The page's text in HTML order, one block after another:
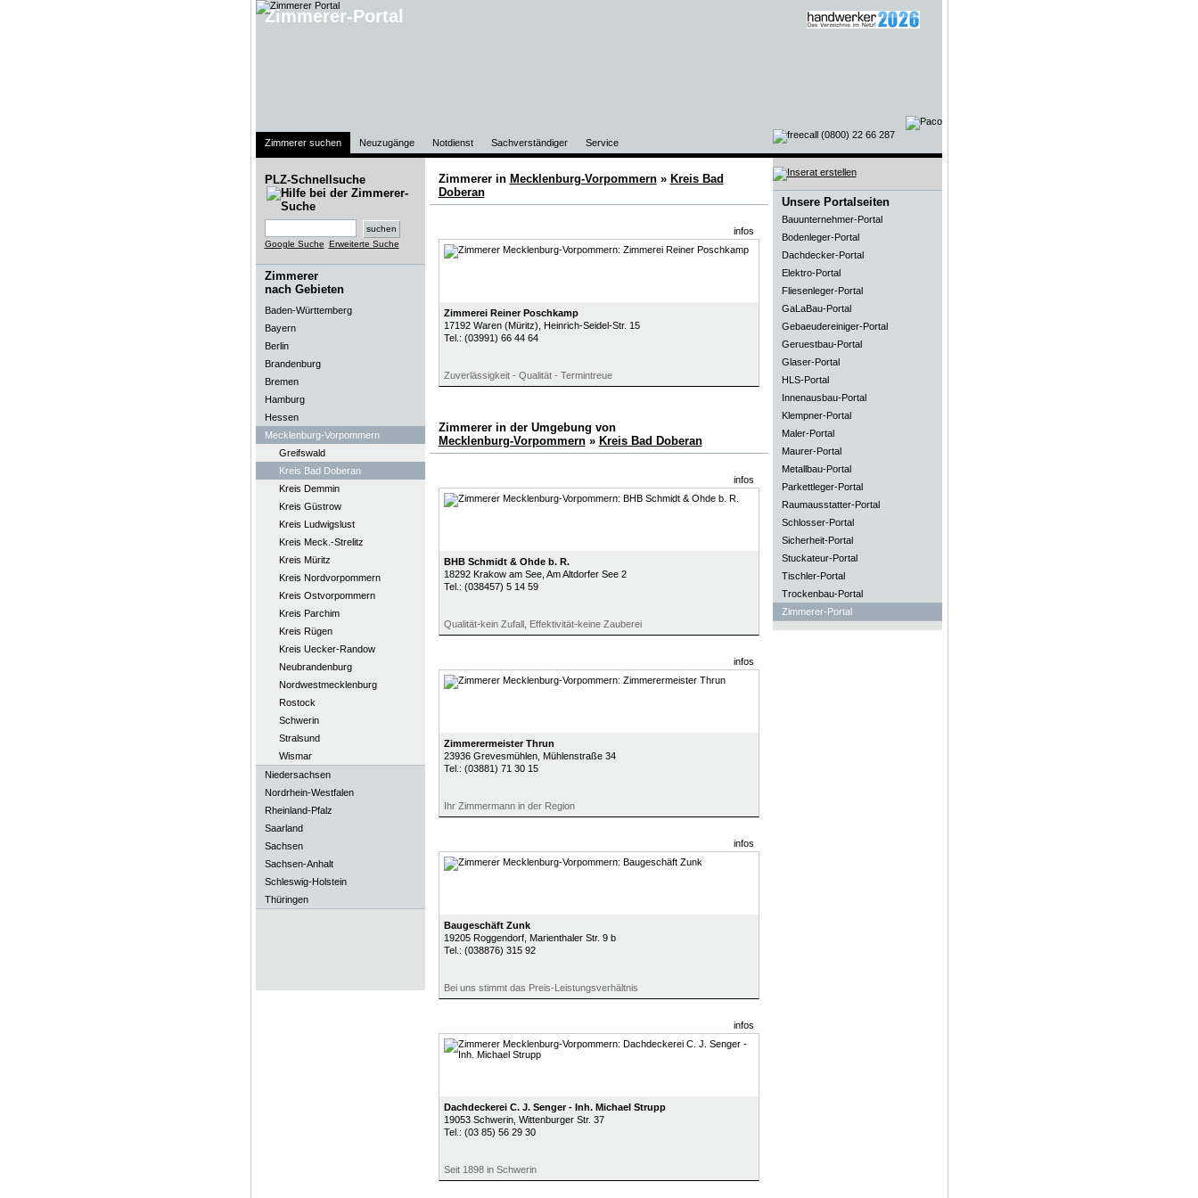
Zimmerer-Portal
Zimmerer suchen Neuzugänge Notdienst Sachverständiger Service
PLZ-Schnellsuche
Google Suche Erweiterte Suche
Zimmerer
nach Gebieten
Baden-Württemberg
Bayern
Berlin
Brandenburg
Bremen
Hamburg
Hessen
Mecklenburg-Vorpommern
Greifswald
Kreis Bad Doberan
Kreis Demmin
Kreis Güstrow
Kreis Ludwigslust
Kreis Meck.-Strelitz
Kreis Müritz
Kreis Nordvorpommern
Kreis Ostvorpommern
Kreis Parchim
Kreis Rügen
Kreis Uecker-Randow
Neubrandenburg
Nordwestmecklenburg
Rostock
Schwerin
Stralsund
Wismar
Niedersachsen
Nordrhein-Westfalen
Rheinland-Pfalz
Saarland
Sachsen
Sachsen-Anhalt
Schleswig-Holstein
Thüringen
Zimmerer in Mecklenburg-Vorpommern» Kreis Bad
Doberan
infos
Zimmerei Reiner Poschkamp
17192 Waren (Müritz) , Heinrich-Seidel-Str. 15
Tel.: (03991) 66 44 64
Zuverlässigkeit - Qualität - Termintreue
Zimmerer in der Umgebung von
Mecklenburg-Vorpommern» Kreis Bad Doberan
infos
BHB Schmidt & Ohde b. R.
18292 Krakow am See, Am Altdorfer See 2
Tel.: (038457) 5 14 59
Qualität-kein Zufall, Effektivität-keine Zauberei
infos
Zimmerermeister Thrun
23936 Grevesmühlen, Mühlenstraße 34
Tel.: (03881) 71 30 15
Ihr Zimmermann in der Region
infos
Baugeschäft Zunk
19205 Roggendorf, Marienthaler Str. 9 b
Tel.: (038876) 315 92
Bei uns stimmt das Preis-Leistungsverhältnis
infos
Dachdeckerei C. J. Senger - Inh. Michael Strupp
19053 Schwerin, Wittenburger Str. 37
Tel.: (03 85) 56 29 30
Seit 1898 in Schwerin
Unsere Portalseiten
Bauunternehmer-Portal
Bodenleger-Portal
Dachdecker-Portal
Elektro-Portal
Fliesenleger-Portal
GaLaBau-Portal
Gebaeudereiniger-Portal
Geruestbau-Portal
Glaser-Portal
HLS-Portal
Innenausbau-Portal
Klempner-Portal
Maler-Portal
Maurer-Portal
Metallbau-Portal
Parkettleger-Portal
Raumausstatter-Portal
Schlosser-Portal
Sicherheit-Portal
Stuckateur-Portal
Tischler-Portal
Trockenbau-Portal
Zimmerer-Portal